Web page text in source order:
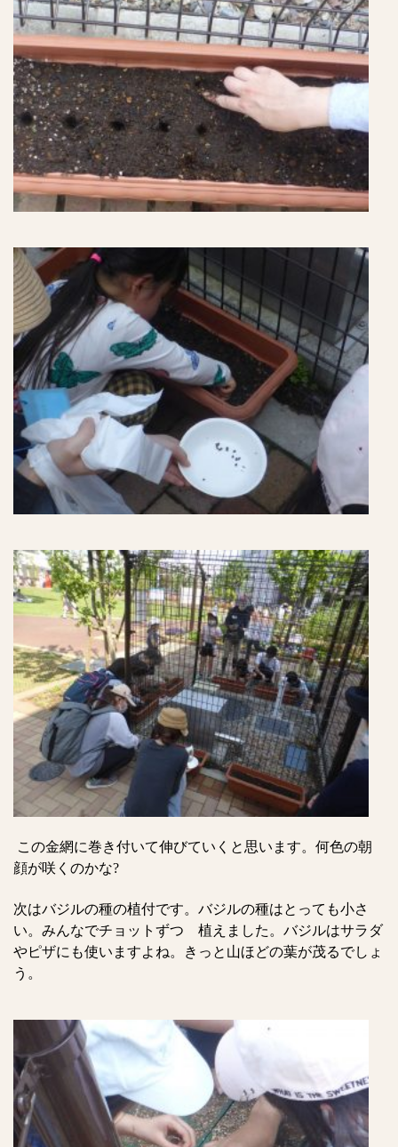
この金網に巻き付いて伸びていくと思います。何色の朝
顔が咲くのかな?
次はバジルの種の植付です。 バジルの種はとっても小さ
い。みんなでチョットずつ 植えました。バジルはサラダ
やピザにも使いますよね。きっと山ほどの葉が茂るでしょ
う。